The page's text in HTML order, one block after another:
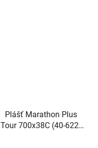
Plášť Marathon Plus
Tour 700x38C (40-622)